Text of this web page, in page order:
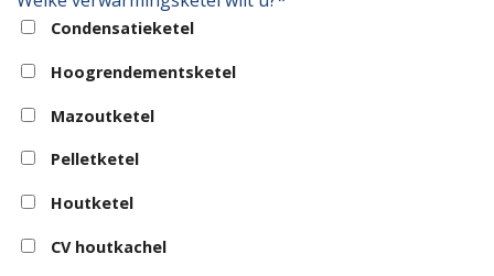
Condensatieketel
Hoogrendementsketel
Mazoutketel
Pelletketel
Houtketel
CV houtkachel